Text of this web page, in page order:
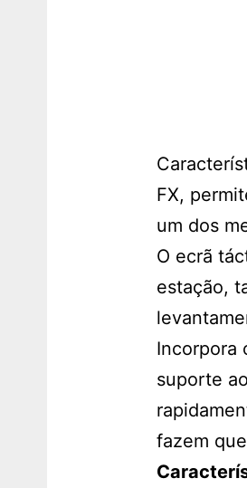
FX,
um dos
O ecrã
estação,
Incorpora
suporte
fazem